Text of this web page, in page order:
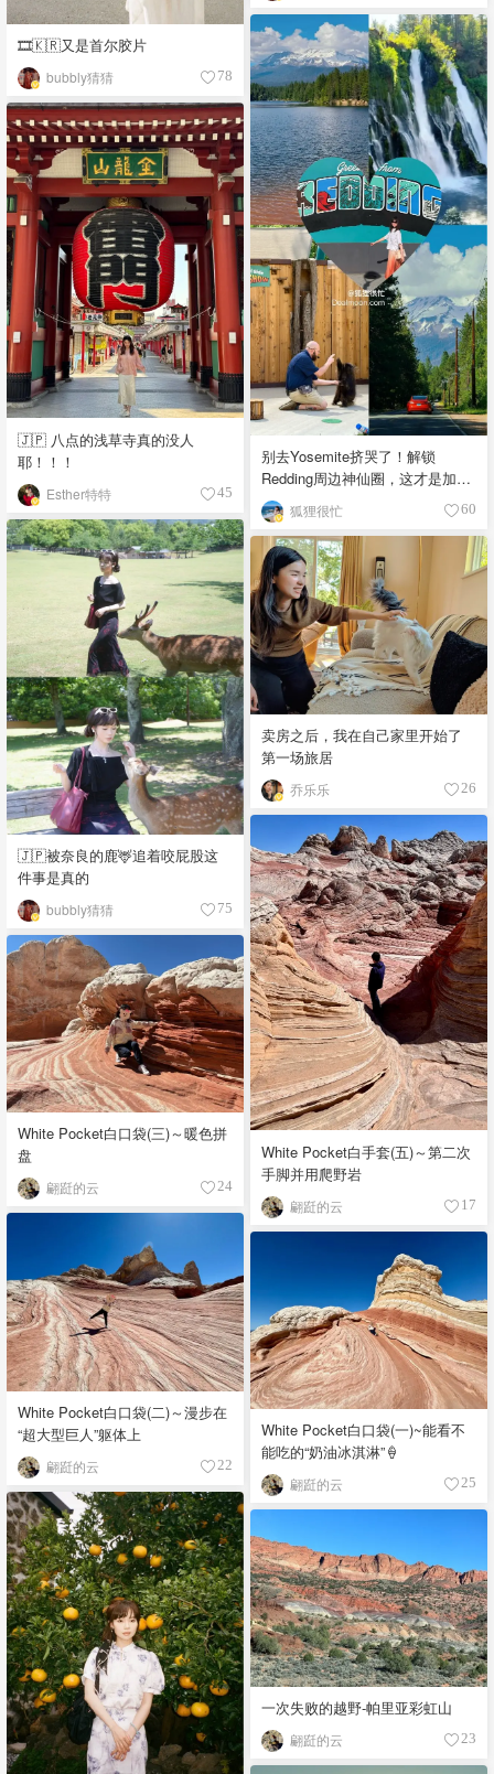
🎞️🇰🇷又是首尔胶片
bubbly猜猜 78
别去Yosemite挤哭了！解锁
Redding周边神仙圈，这才是加州
旅行的正确打开方式
狐狸很忙 60
🇯🇵 八点的浅草寺真的没人
耶！！！
Esther特特 45
🇯🇵被奈良的鹿🦌追着咬屁股这
件事是真的
bubbly猜猜 75
卖房之后，我在自己家里开始了
第一场旅居
乔乐乐 26
White Pocket白手套(五)～第二次
手脚并用爬野岩
翩跹的云 17
White Pocket白口袋(三)～暖色拼
盘
翩跹的云 24
White Pocket白口袋(二)～漫步在
“超大型巨人”躯体上
翩跹的云 22
White Pocket白口袋(一)~能看不
能吃的“奶油冰淇淋”🍦
翩跹的云 25
一次失败的越野-帕里亚彩虹山
翩跹的云 23